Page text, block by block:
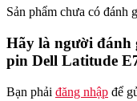
Sản phẩm chưa có đánh
Hãy là người đánh
pin Dell Latitude
Bạn phải đăng nhập để